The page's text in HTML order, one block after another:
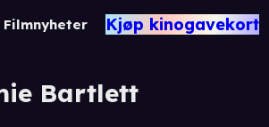
Filmnyheter Kjøp kinogavekort
Bartlett